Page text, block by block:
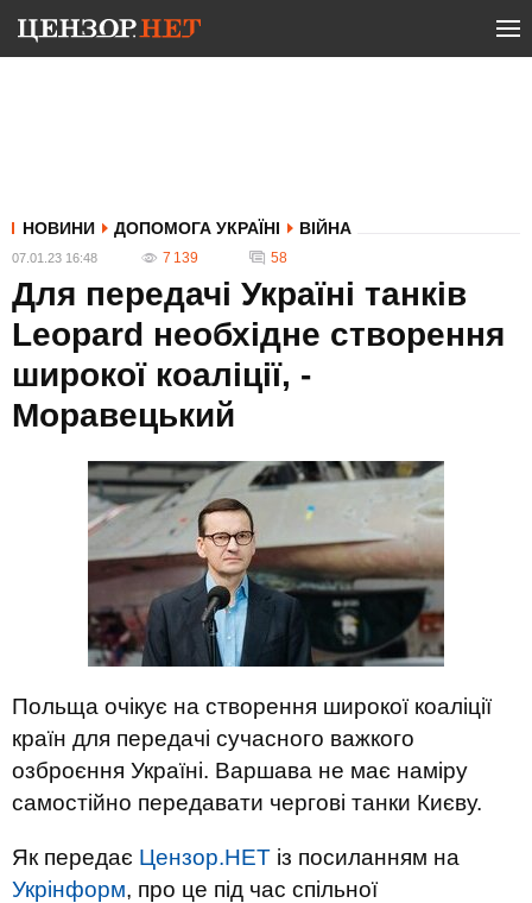
НОВИНИ ДОПОМОГА УКРАЇНІ ВІЙНА
07.01.23 16:48 7 139 58
Для передачі Україні танків
Leopard необхідне створення
широкої коаліції, -
Моравецький
Польща очікує на створення широкої коаліції
країн для передачі сучасного важкого
озброєння Україні. Варшава не має наміру
самостійно передавати чергові танки Києву.
Як передає Цензор.НЕТ із посиланням на
Укрінформ, про це під час спільної